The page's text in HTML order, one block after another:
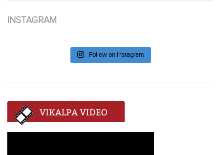
INSTAGRAM
Follow on Instagram